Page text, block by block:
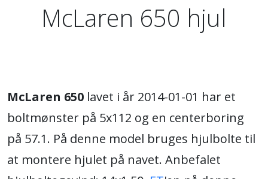
McLaren 650 hjul
McLaren 650 lavet i år 2014-01-01 har et
boltmønster på 5x112 og en centerboring
på 57.1. På denne model bruges hjulbolte til
at montere hjulet på navet. Anbefalet